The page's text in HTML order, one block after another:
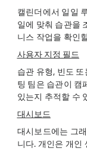
캘린더에서 일일
일에 맞춰 습관을
니스 작업을 확인
사용자 지정 필드
습관 유형, 빈도
팅 팀은 습관이 캠
있는지 추적할 수
대시보드
대시보드에는 그
니다. 개인은 개인